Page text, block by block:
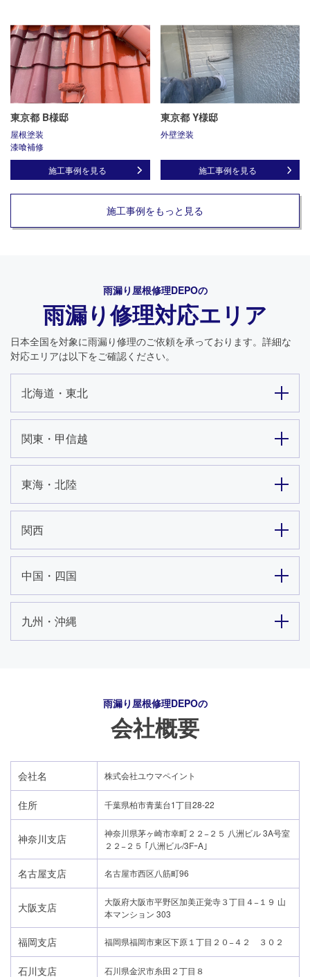
24時間365日対応
050-1883-0629
東京都 B様邸
屋根塗装
漆喰補修
施工事例を見る
東京都 Y様邸
外壁塗装
施工事例を見る
施工事例をもっと見る
雨漏り屋根修理DEPOの
雨漏り修理対応エリア
日本全国を対象に雨漏り修理のご依頼を承っております。詳細な
対応エリアは以下をご確認ください。
北海道・東北
関東・甲信越
東海・北陸
関西
中国・四国
九州・沖縄
雨漏り屋根修理DEPOの
会社概要
会社名 株式会社ユウマペイント
住所 千葉県柏市青葉台1丁目28-22
神奈川支店
神奈川県茅ヶ崎市幸町２２−２５ 八洲ビル 3A号室
２２−２５ ｢八洲ビル/3FｰA｣
名古屋支店 名古屋市西区八筋町96
大阪支店
大阪府大阪市平野区加美正覚寺３丁目４−１９ 山
本マンション 303
福岡支店 福岡県福岡市東区下原１丁目２０−４２ ３０２
石川支店 石川県金沢市糸田２丁目８